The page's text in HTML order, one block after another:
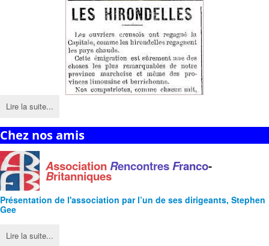
Lire la suite...
Chez nos amis
AssociationRencontresFranco-
Britanniques
Présentation de l'association par l’un de ses dirigeants, Stephen
Gee
Lire la suite...